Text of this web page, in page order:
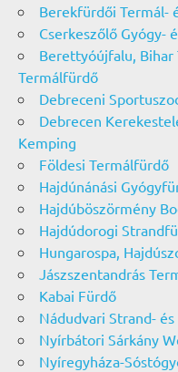
Berekfürdői Termál-
Cserkeszőlő Gyógy-
Berettyóújfalu, Bihar
Termálfürdő
Debreceni
Debrecen
Kemping
Földesi Termálfürdő
Hajdúnánási
Hajdúböszörmény
Hajdúdorogi
Hungarospa,
Jászszentandrás
Kabai Fürdő
Nádudvari Strand-
Nyírbátori Sárkány
Nyíregyháza-